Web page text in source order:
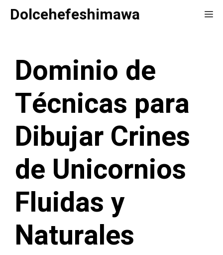
SaltarDolcehefeshimawa
Dominio de
Técnicas para
Dibujar Crines
de Unicornios
Fluidas y
Naturales